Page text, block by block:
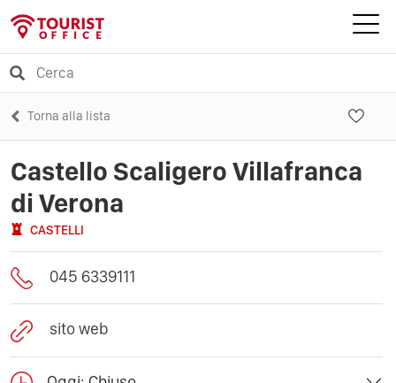
Torna alla lista
Castello Scaligero Villafranca
di Verona
CASTELLI
045 6339111
sito web